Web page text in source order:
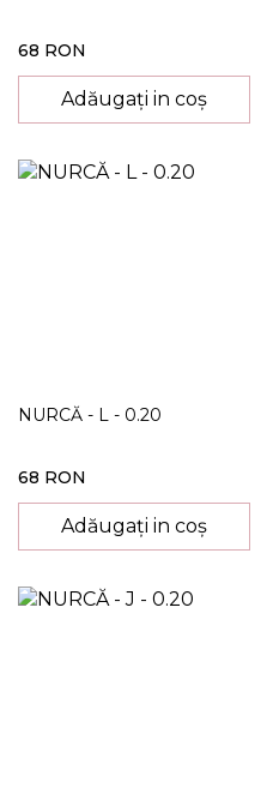
68 RON
Adăugați in coș
NURCĂ - L - 0.20
68 RON
Adăugați in coș